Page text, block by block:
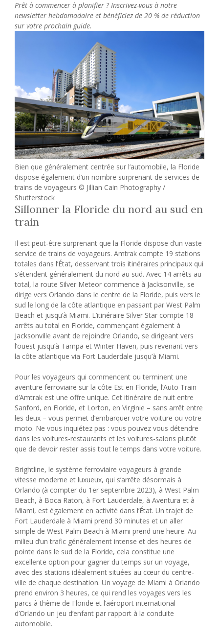
Prêt à commencer à planifier ? Inscrivez-vous à notre
newsletter hebdomadaire et bénéficiez de 20 % de réduction
sur votre prochain guide.
Bien que généralement centrée sur l’automobile, la Floride
dispose également d’un nombre surprenant de services de
trains de voyageurs © Jillian Cain Photography /
Shutterstock
Sillonner la Floride du nord au sud en
train
Il est peut-être surprenant que la Floride dispose d’un vaste
service de trains de voyageurs. Amtrak compte 19 stations
totales dans l’État, desservant trois itinéraires principaux qui
s’étendent généralement du nord au sud. Avec 14 arrêts au
total, la route Silver Meteor commence à Jacksonville, se
dirige vers Orlando dans le centre de la Floride, puis vers le
sud le long de la côte atlantique en passant par West Palm
Beach et jusqu’à Miami. L’itinéraire Silver Star compte 18
arrêts au total en Floride, commençant également à
Jacksonville avant de rejoindre Orlando, se dirigeant vers
l’ouest jusqu’à Tampa et Winter Haven, puis revenant vers
la côte atlantique via Fort Lauderdale jusqu’à Miami.
Pour les voyageurs qui commencent ou terminent une
aventure ferroviaire sur la côte Est en Floride, l’Auto Train
d’Amtrak est une offre unique. Cet itinéraire de nuit entre
Sanford, en Floride, et Lorton, en Virginie – sans arrêt entre
les deux – vous permet d’embarquer votre voiture ou votre
moto. Ne vous inquiétez pas : vous pouvez vous détendre
dans les voitures-restaurants et les voitures-salons plutôt
que de devoir rester assis tout le temps dans votre voiture.
Brightline, le système ferroviaire voyageurs à grande
vitesse moderne et luxueux, qui s’arrête désormais à
Orlando (à compter du 1er septembre 2023), à West Palm
Beach, à Boca Raton, à Fort Lauderdale, à Aventura et à
Miami, est également en activité dans l’État. Un trajet de
Fort Lauderdale à Miami prend 30 minutes et un aller
simple de West Palm Beach à Miami prend une heure. Au
milieu d’un trafic généralement intense et des heures de
pointe dans le sud de la Floride, cela constitue une
excellente option pour gagner du temps sur un voyage,
avec des stations idéalement situées au cœur du centre-
ville de chaque destination. Un voyage de Miami à Orlando
prend environ 3 heures, ce qui rend les voyages vers les
parcs à thème de Floride et l’aéroport international
d’Orlando un jeu d’enfant par rapport à la conduite
automobile.